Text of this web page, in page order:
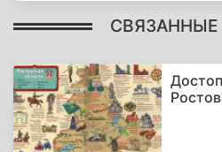
СВЯЗАННЫЕ